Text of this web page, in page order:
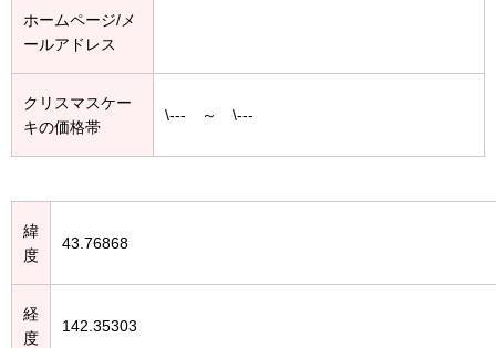
ホームページ/メ
ールアドレス
クリスマスケー
キの価格帯
\--- ～ \---
緯
度
43.76868
経
度
142.35303